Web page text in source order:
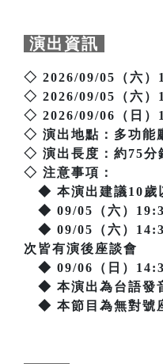
演出資訊
◇ 2026/09/05（六）
◇ 2026/09/05（六）
◇ 2026/09/06（日）
◇ 演出地點：多功能
◇ 演出長度：約75分
◇ 注意事項：
◆ 本演出建議10歲
◆ 09/05（六）
◆ 09/05（六）
次皆有演後座談會
◆ 09/06（日）
◆ 本演出為台語發
◆ 本節目為無對號